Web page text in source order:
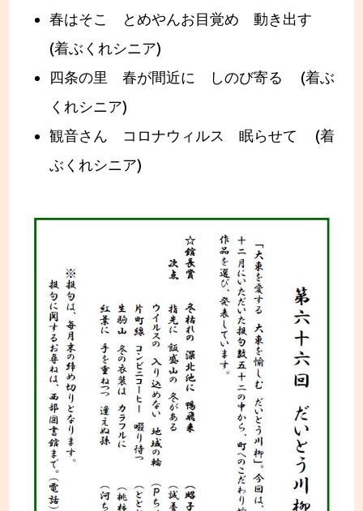
春はそこ とめやんお目覚め 動き出す
(着ぶくれシニア)
四条の里 春が間近に しのび寄る (着ぶ
くれシニア)
観音さん コロナウィルス 眠らせて (着
ぶくれシニア)